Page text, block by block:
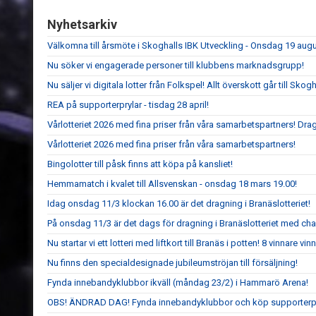
Nyhetsarkiv
Välkomna till årsmöte i Skoghalls IBK Utveckling - Onsdag 19
Nu söker vi engagerade personer till klubbens marknadsgrupp!
Nu säljer vi digitala lotter från Folkspel! Allt överskott går till
REA på supporterprylar - tisdag 28 april!
Vårlotteriet 2026 med fina priser från våra samarbetspartners!
Vårlotteriet 2026 med fina priser från våra samarbetspartners!
Bingolotter till påsk finns att köpa på kansliet!
Hemmamatch i kvalet till Allsvenskan - onsdag 18 mars 19.00!
Idag onsdag 11/3 klockan 16.00 är det dragning i Branäslotteriet!
På onsdag 11/3 är det dags för dragning i Branäslotteriet med
Nu startar vi ett lotteri med liftkort till Branäs i potten! 8 vinnare
Nu finns den specialdesignade jubileumströjan till försäljning!
Fynda innebandyklubbor ikväll (måndag 23/2) i Hammarö Arena!
OBS! ÄNDRAD DAG! Fynda innebandyklubbor och köp